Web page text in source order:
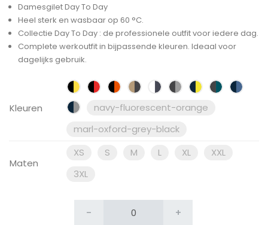
Damesgilet Day To Day
Heel sterk en wasbaar op 60 °C.
Collectie Day To Day : de professionele outfit voor iedere dag.
Complete werkoutfit in bijpassende kleuren. Ideaal voor
dagelijks gebruik.
Kleuren
navy-fluorescent-orange
marl-oxford-grey-black
Maten
XS S M L XL
XXL
3XL
- +